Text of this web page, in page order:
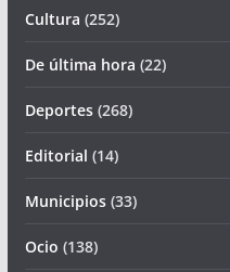
Cultura (252)
De última hora (22)
Deportes(268)
Editorial (14)
Municipios(33)
Ocio (138)